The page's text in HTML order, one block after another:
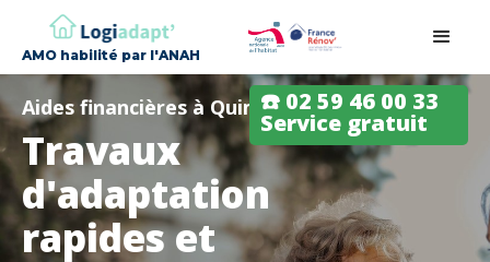
AMO habilité par l'ANAH
☎️ 02 59 46 00 33
Service gratuit
Aides financières à Quimperlé
Travaux
d'adaptation
rapides et